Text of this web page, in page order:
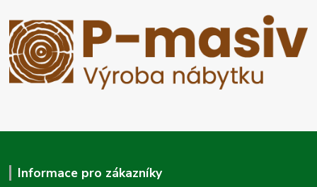
Informace pro zákazníky